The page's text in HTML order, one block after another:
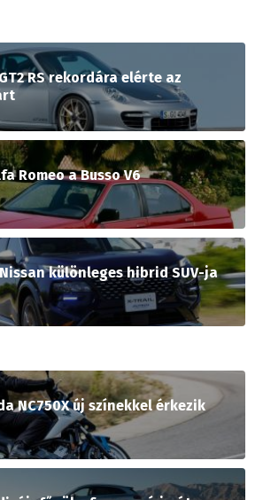
RS rekordára elérte az
Romeo a Busso V6
különleges hibrid SUV-ja
NC750X új színekkel érkezik